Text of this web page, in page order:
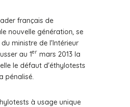
français de
nouvelle génération, se
ministre de l'Intérieur
au 1ermars 2013 la
le défaut d'éthylotests
pénalisé.
à usage unique